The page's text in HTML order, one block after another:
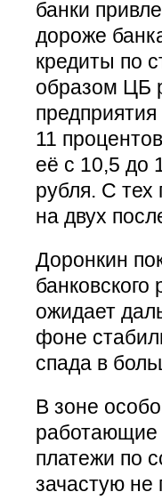
банки
дороже
кредиты по
образом ЦБ
11
её с 10,5 до
рубля. С тех
на двух
Доронкин
ожидает
фоне
спада в
В зоне
работающие
платежи по
зачастую не